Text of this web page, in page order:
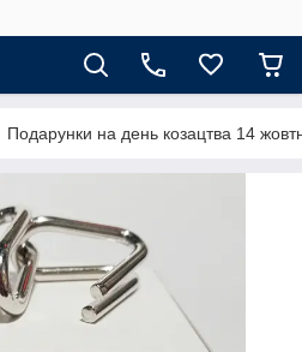
Подарунки на день козацтва 14